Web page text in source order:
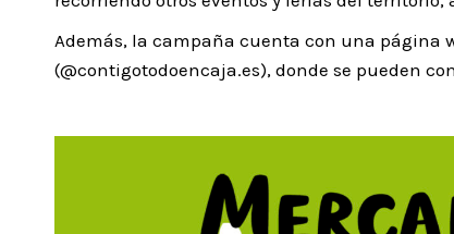
Además, la campaña cuenta con una página
(@contigotodoencaja.es), donde se pueden